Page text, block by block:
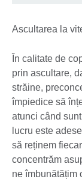
Ascultarea la
În calitate de
prin ascultare,
străine,
împiedice să
atunci când
lucru este
să reținem
concentrăm
ne îmbunătățim